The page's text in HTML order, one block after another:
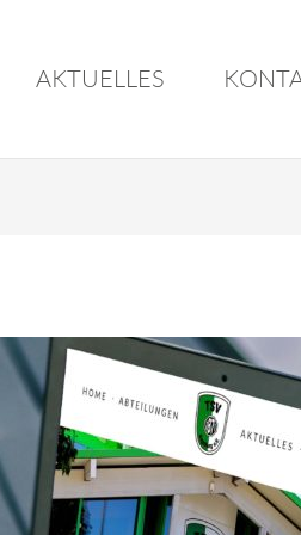
AKTUELLES